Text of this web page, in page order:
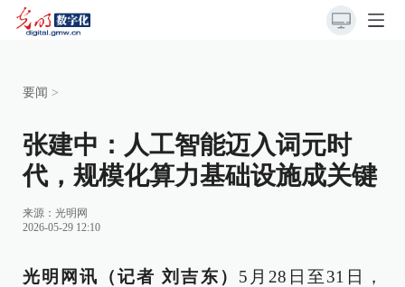
要闻 >
张建中：人工智能迈入词元时
代，规模化算力基础设施成关键
来源： 光明网
2026-05-29 12:10
光明网讯（记者 刘吉东） 5月28日至31日，